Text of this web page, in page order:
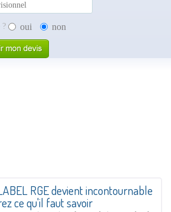
? oui non
RGE devient incontournable
ce qu'il faut savoir